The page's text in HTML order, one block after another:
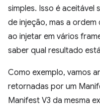
simples. Isso é aceitável
de injeção, mas a
ao injetar em vários
saber qual resultado
Como exemplo, vamos
retornadas por um
Manifest V3 da mesma